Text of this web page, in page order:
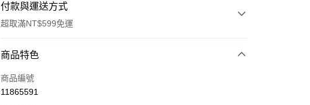
付款與運送方式
超取滿NT$599免運
付款方式
信用卡一次付款
商品特色
商品編號
11865591